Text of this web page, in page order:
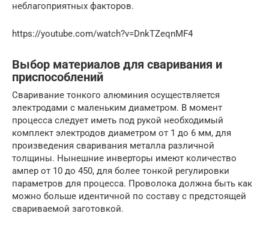
неблагоприятных факторов.
https://youtube.com/watch?v=DnkTZeqnMF4
Выбор материалов для сваривания и
приспособлений
Сваривание тонкого алюминия осуществляется
электродами с маленьким диаметром. В момент
процесса следует иметь под рукой необходимый
комплект электродов диаметром от 1 до 6 мм, для
произведения сваривания металла различной
толщины. Нынешние инверторы имеют количество
ампер от 10 до 450, для более тонкой регулировки
параметров для процесса. Проволока должна быть как
можно больше идентичной по составу с предстоящей
свариваемой заготовкой.